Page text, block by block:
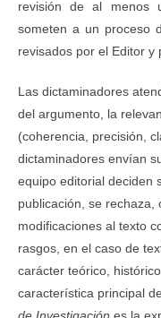
revisión de al menos
someten a un proceso
revisados por el Editor y
Las dictaminadores
del argumento, la
(coherencia, precisión,
dictaminadores envían
equipo editorial deciden
publicación, se rechaza,
modificaciones al texto
rasgos, en el caso de
carácter teórico,
característica principal
de Investigación es la